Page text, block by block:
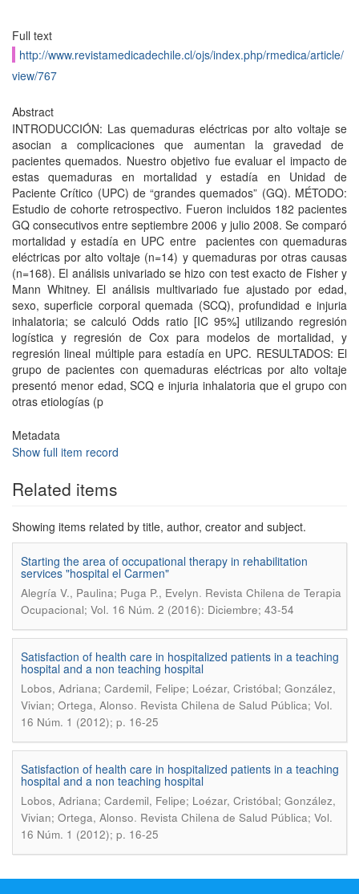
Full text
http://www.revistamedicadechile.cl/ojs/index.php/rmedica/article/
view/767
Abstract
INTRODUCCIÓN: Las quemaduras eléctricas por alto voltaje se
asocian a complicaciones que aumentan la gravedad de
pacientes quemados. Nuestro objetivo fue evaluar el impacto de
estas quemaduras en mortalidad y estadía en Unidad de
Paciente Crítico (UPC) de “grandes quemados” (GQ). MÉTODO:
Estudio de cohorte retrospectivo. Fueron incluidos 182 pacientes
GQ consecutivos entre septiembre 2006 y julio 2008. Se comparó
mortalidad y estadía en UPC entre pacientes con quemaduras
eléctricas por alto voltaje (n=14) y quemaduras por otras causas
(n=168). El análisis univariado se hizo con test exacto de Fisher y
Mann Whitney. El análisis multivariado fue ajustado por edad,
sexo, superficie corporal quemada (SCQ), profundidad e injuria
inhalatoria; se calculó Odds ratio [IC 95%] utilizando regresión
logística y regresión de Cox para modelos de mortalidad, y
regresión lineal múltiple para estadía en UPC. RESULTADOS: El
grupo de pacientes con quemaduras eléctricas por alto voltaje
presentó menor edad, SCQ e injuria inhalatoria que el grupo con
otras etiologías (p
Metadata
Show full item record
Related items
Showing items related by title, author, creator and subject.
Starting the area of occupational therapy in rehabilitation
services "hospital el Carmen"
Alegría V., Paulina; Puga P., Evelyn. Revista Chilena de Terapia
Ocupacional; Vol. 16 Núm. 2 (2016): Diciembre; 43-54
Satisfaction of health care in hospitalized patients in a teaching
hospital and a non teaching hospital
Lobos, Adriana; Cardemil, Felipe; Loézar, Cristóbal; González,
Vivian; Ortega, Alonso. Revista Chilena de Salud Pública; Vol.
16 Núm. 1 (2012); p. 16-25
Satisfaction of health care in hospitalized patients in a teaching
hospital and a non teaching hospital
Lobos, Adriana; Cardemil, Felipe; Loézar, Cristóbal; González,
Vivian; Ortega, Alonso. Revista Chilena de Salud Pública; Vol.
16 Núm. 1 (2012); p. 16-25